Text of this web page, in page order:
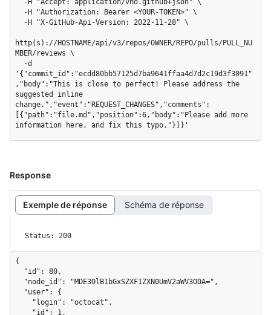
http(s)://HOSTNAME/api/v3/repos/OWNER/REPO/pulls/PULL_NU
MBER/reviews \
'{"commit_id":"ecdd80bb57125d7ba9641ffaa4d7d2c19d3f3091"
,"body":"This is close to perfect! Please address the
suggested inline
change.","event":"REQUEST_CHANGES","comments":
[{"path":"file.md","position":6,"body":"Please add more
information here, and fix this typo."}]}'
Response
Exemple de réponse Schéma de réponse
Status: 200
{